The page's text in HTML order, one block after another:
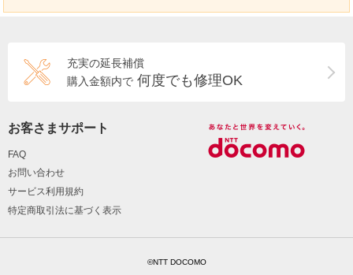
充実の延長補償
購入金額内で 何度でも修理OK
お客さまサポート
FAQ
お問い合わせ
サービス利用規約
特定商取引法に基づく表示
©NTT DOCOMO